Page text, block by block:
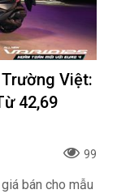
Việt:
42,69
99
bán cho mẫu